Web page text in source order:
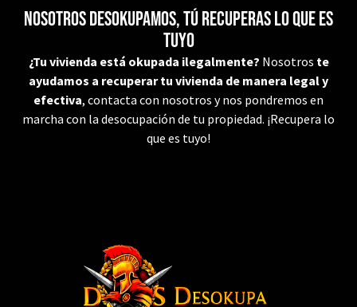
Nosotros desokupamos, tú recuperas lo que es
tuyo
¿Tu vivienda está okupada ilegalmente? Nosotros te
ayudamos a recuperar tu vivienda de manera legal y
efectiva, contacta con nosotros y nos pondremos en
marcha con la desocupación de tu propiedad. ¡Recupera lo
que es tuyo!